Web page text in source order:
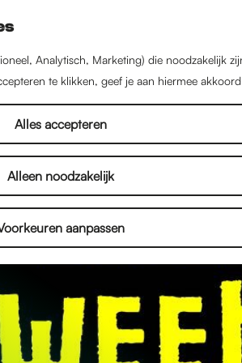
Analytisch, Marketing) die noodzakelijk
te klikken, geef je aan hiermee
Alles accepteren
Alleen noodzakelijk
aanpassen